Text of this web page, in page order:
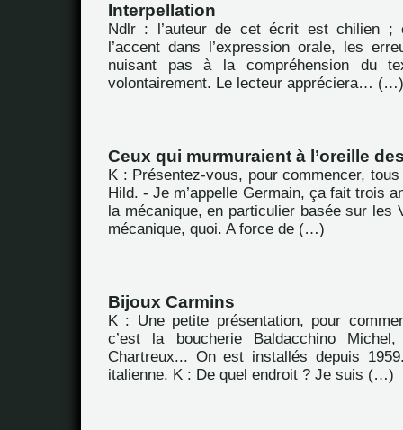
Interpellation
Ndlr : l’auteur de cet écrit est chilien ;
l’accent dans l’expression orale, les
nuisant pas à la compréhension du
volontairement. Le lecteur appréciera… (…)
Ceux qui murmuraient à l’oreille
K : Présentez-vous, pour commencer,
Hild. - Je m’appelle Germain, ça fait trois
la mécanique, en particulier basée sur les
mécanique, quoi. A force de (…)
Bijoux Carmins
K : Une petite présentation, pour
c’est la boucherie Baldacchino
Chartreux... On est installés depuis
italienne. K : De quel endroit ? Je suis (…)